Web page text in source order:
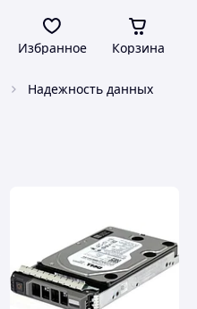
Избранное Корзина
Надежность данных